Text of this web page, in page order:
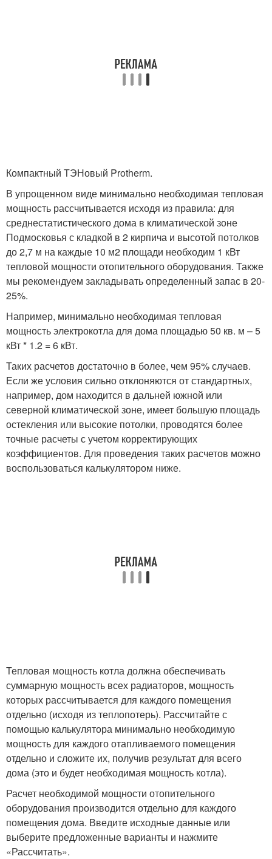
Компактный ТЭНовый Protherm.
В упрощенном виде минимально необходимая тепловая
мощность рассчитывается исходя из правила: для
среднестатистического дома в климатической зоне
Подмосковья с кладкой в 2 кирпича и высотой потолков
до 2,7 м на каждые 10 м2 площади необходим 1 кВт
тепловой мощности отопительного оборудования. Также
мы рекомендуем закладывать определенный запас в 20-
25%.
Например, минимально необходимая тепловая
мощность электрокотла для дома площадью 50 кв. м – 5
кВт * 1.2 = 6 кВт.
Таких расчетов достаточно в более, чем 95% случаев.
Если же условия сильно отклоняются от стандартных,
например, дом находится в дальней южной или
северной климатической зоне, имеет большую площадь
остекления или высокие потолки, проводятся более
точные расчеты с учетом корректирующих
коэффициентов. Для проведения таких расчетов можно
воспользоваться калькулятором ниже.
Тепловая мощность котла должна обеспечивать
суммарную мощность всех радиаторов, мощность
которых рассчитывается для каждого помещения
отдельно (исходя из теплопотерь). Рассчитайте с
помощью калькулятора минимально необходимую
мощность для каждого отапливаемого помещения
отдельно и сложите их, получив результат для всего
дома (это и будет необходимая мощность котла).
Расчет необходимой мощности отопительного
оборудования производится отдельно для каждого
помещения дома. Введите исходные данные или
выберите предложенные варианты и нажмите
«Рассчитать».